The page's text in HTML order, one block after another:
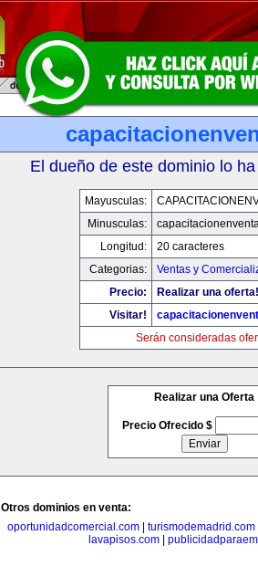
El dueño de este dominio lo
Mayusculas:
Minusculas:
Longitud:
20 caracteres
Categorias:
Ventas y
Precio:
Realizar una oferta!
Visitar!
Serán consideradas
Realizar una Oferta
Precio Ofrecido $
Otros dominios en venta:
oportunidadcomercial.com
turismodemadrid.com
lavapisos.com|